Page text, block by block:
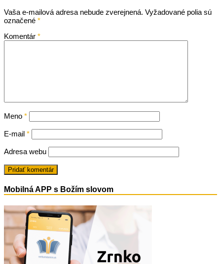
Vaša e-mailová adresa nebude zverejnená. Vyžadované polia sú
označené *
Komentár *
Meno *
E-mail *
Adresa webu
Mobilná APP s Božím slovom